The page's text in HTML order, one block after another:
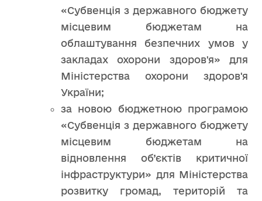
«Субвенція з державного бюджету
місцевим бюджетам на
облаштування безпечних умов у
закладах охорони здоров'я» для
Міністерства охорони здоров'я
України;
за новою бюджетною програмою
«Субвенція з державного бюджету
місцевим бюджетам на
відновлення об’єктів критичної
інфраструктури» для Міністерства
розвитку громад, територій та